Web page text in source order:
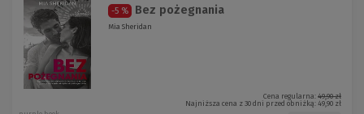
-5 % Bez pożegnania
Mia Sheridan
Cena regularna: 49,90 zł
Najniższa cena z 30 dni przed obniżką: 49,90 zł